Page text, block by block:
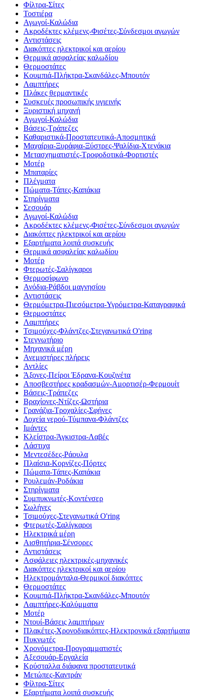
Φίλτρα-Σίτες
Τοστιέρα
Αγωγοί-Καλώδια
Ακροδέκτες κλέμενς-Φισέτες-Σύνδεσμοι αγωγών
Αντιστάσεις
Διακόπτες ηλεκτρικοί και αερίου
Θερμικά ασφαλείας καλωδίου
Θερμοστάτες
Κουμπιά-Πλήκτρα-Σκανδάλες-Μπουτόν
Λαμπτήρες
Πλάκες θερμαντικές
Συσκευές προσωπικής υγιεινής
Ξυριστική μηχανή
Αγωγοί-Καλώδια
Βάσεις-Τράπεζες
Καθαριστικά-Προστατευτικά-Αποσμητικά
Μαχαίρια-Ξυράφια-Ξύστρες-Ψαλίδια-Χτενάκια
Μετασχηματιστές-Τροφοδοτικά-Φορτιστές
Μοτέρ
Μπαταρίες
Πλέγματα
Πώματα-Τάπες-Καπάκια
Στηρίγματα
Σεσουάρ
Αγωγοί-Καλώδια
Ακροδέκτες κλέμενς-Φισέτες-Σύνδεσμοι αγωγών
Διακόπτες ηλεκτρικοί και αερίου
Εξαρτήματα λοιπά συσκευής
Θερμικά ασφαλείας καλωδίου
Μοτέρ
Φτερωτές-Σαλίγκαροι
Θερμοσίφωνο
Ανόδια-Ράβδοι μαγνησίου
Αντιστάσεις
Θερμόμετρα-Πιεσόμετρα-Υγρόμετρα-Καταγραφικά
Θερμοστάτες
Λαμπτήρες
Τσιμούχες-Φλάντζες-Στεγανωτικά O'ring
Στεγνωτήριο
Μηχανικά μέρη
Ανεμιστήρες πλήρεις
Αντλίες
Άξονες-Πείροι Έδρανα-Κουζινέτα
Αποσβεστήρες κραδασμών-Αμορτισέρ-Φερμουίτ
Βάσεις-Τράπεζες
Βραχίονες-Ντίζες-Ωστήρια
Γρανάζια-Τροχαλίες-Σφήνες
Δοχεία νερού-Τύμπανα-Φλάντζες
Ιμάντες
Κλείστρα-Άγκιστρα-Λαβές
Λάστιχα
Μεντεσέδες-Ράουλα
Πλαίσια-Κορνίζες-Πόρτες
Πώματα-Τάπες-Καπάκια
Ρουλεμάν-Ροδάκια
Στηρίγματα
Συμπυκνωτές-Κοντένσερ
Σωλήνες
Τσιμούχες-Στεγανωτικά O'ring
Φτερωτές-Σαλίγκαροι
Ηλεκτρικά μέρη
Αισθητήρια-Σένσορες
Αντιστάσεις
Ασφάλειες ηλεκτρικές-μηχανικές
Διακόπτες ηλεκτρικοί και αερίου
Ηλεκτρομάνταλα-Θερμικοί διακόπτες
Θερμοστάτες
Κουμπιά-Πλήκτρα-Σκανδάλες-Μπουτόν
Λαμπτήρες-Καλύμματα
Μοτέρ
Ντουί-Βάσεις λαμπτήρων
Πλακέτες-Χρονοδιακόπτες-Ηλεκτρονικά εξαρτήματα
Πυκνωτές
Χρονόμετρα-Προγραμματιστές
Αξεσουάρ-Εργαλεία
Κρύσταλλα διάφανα προστατευτικά
Μετώπες-Καντράν
Φίλτρα-Σίτες
Εξαρτήματα λοιπά συσκευής